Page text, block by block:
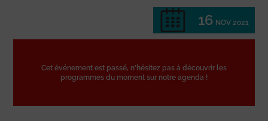
16 NOV 2021
Cet événement est passé, n'hésitez pas à découvrir les
programmes du moment sur notre agenda !